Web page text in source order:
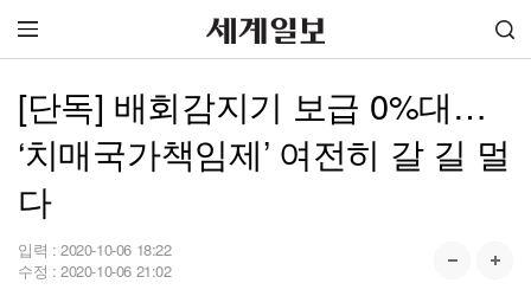
[단독] 배회감지기 보급 0%대…
‘치매국가책임제’ 여전히 갈 길 멀
다
입력 : 2020-10-06 18:22
수정 : 2020-10-06 21:02